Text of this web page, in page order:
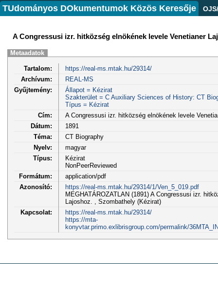
TUdományos DOkumentumok Közös Keresője
A Congressusi izr. hitközség elnökének levele Venetianer
Metaadatok
Tartalom:
https://real-ms.mtak.hu/29314/
Archívum:
REAL-MS
Gyűjtemény:
Állapot = Kézirat
Szakterület = C Auxiliary Sciences of History: CT
Típus = Kézirat
Cím:
A Congressusi izr. hitközség elnökének levele
Dátum:
1891
Téma:
CT Biography
Nyelv:
magyar
Típus:
Kézirat
NonPeerReviewed
Formátum:
application/pdf
Azonosító:
https://real-ms.mtak.hu/29314/1/Ven_5_019.pdf
MEGHATÁROZATLAN (1891) A Congressusi izr.
Lajoshoz. , Szombathely (Kézirat)
Kapcsolat:
https://real-ms.mtak.hu/29314/
https://mta-
konyvtar.primo.exlibrisgroup.com/permalink/